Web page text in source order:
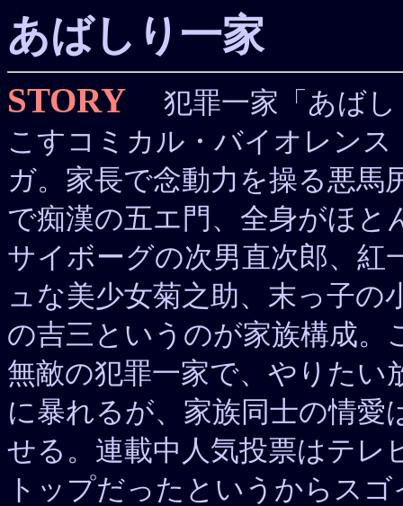
あばしり一家
STORY
犯罪一家「あばし
こすコミカル・バイオレンス
ガ。家長で念動力を操る悪馬
で痴漢の五エ門、全身がほと
サイボーグの次男直次郎、紅
ュな美少女菊之助、末っ子の
の吉三というのが家族構成。
無敵の犯罪一家で、やりたい
に暴れるが、家族同士の情
せる。連載中人気投票はテ
トップだったというからス